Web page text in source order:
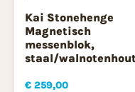
Kai Stonehenge
Magnetisch
messenblok,
staal/walnotenhout
€ 259,00